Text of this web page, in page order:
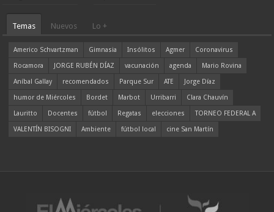
Temas Nuevos Lo +
Americo Schvartzman Gimnasia Insólitos Agmer
Coronavirus
Rocamora
JORGE RUBÉN DÍAZ vacunación agenda
Mario Rovina
Aníbal Gallay
recomendados Parque Sur ATE
Jorge Díaz
humor de Miércoles
Bordet Marbot Urribarri
Clara Chauvín
Lauritto
Docentes fútbol Regatas elecciones
TORNEO FEDERAL A
VALENTÍN BISOGNI
Ambiente fútbol local cine San Martín